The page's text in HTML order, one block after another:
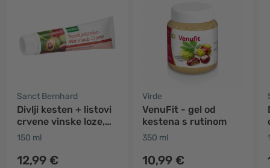
Sanct Bernhard
Divlji kesten + listovi
crvene vinske loze,
krema
150 ml
12,99 €
Virde
VenuFit - gel od
kestena s rutinom
350 ml
10,99 €